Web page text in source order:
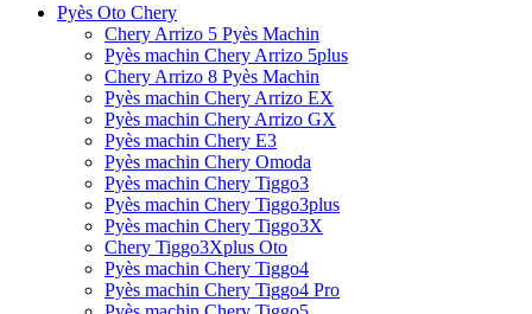
Pyès Oto Chery
Chery Arrizo 5 Pyès Machin
Pyès machin Chery Arrizo 5plus
Chery Arrizo 8 Pyès Machin
Pyès machin Chery Arrizo EX
Pyès machin Chery Arrizo GX
Pyès machin Chery E3
Pyès machin Chery Omoda
Pyès machin Chery Tiggo3
Pyès machin Chery Tiggo3plus
Pyès machin Chery Tiggo3X
Chery Tiggo3Xplus Oto
Pyès machin Chery Tiggo4
Pyès machin Chery Tiggo4 Pro